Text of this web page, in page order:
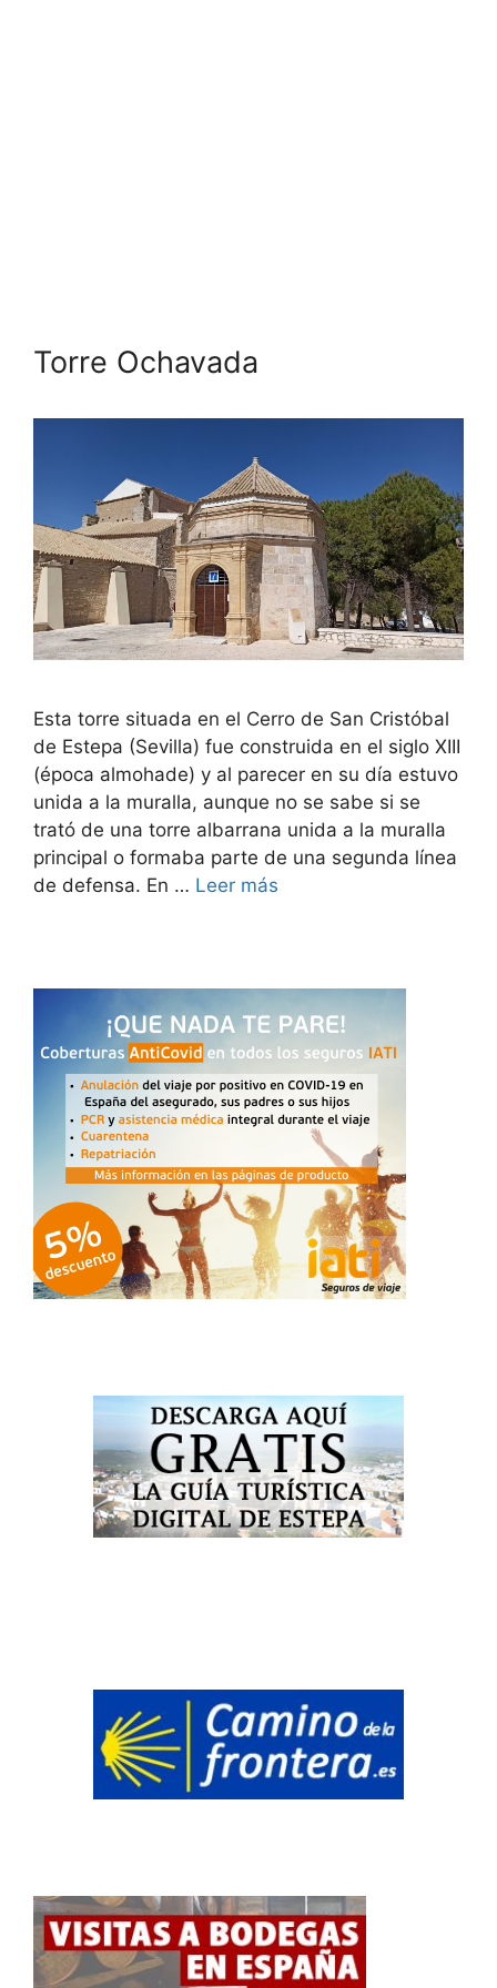
Torre Ochavada
Esta torre situada en el Cerro de San Cristóbal
de Estepa (Sevilla) fue construida en el siglo XIII
(época almohade) y al parecer en su día estuvo
unida a la muralla, aunque no se sabe si se
trató de una torre albarrana unida a la muralla
principal o formaba parte de una segunda línea
de defensa. En … Leer más